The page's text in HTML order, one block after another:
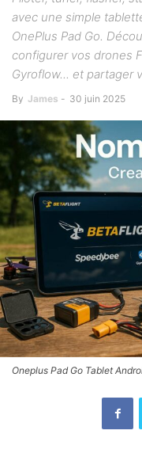
avec une simple
OnePlus Pad Go.
configurer vos drones
Gyroflow... et partager
By James - 30 juin 2025
Oneplus Pad Go Tablet